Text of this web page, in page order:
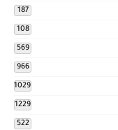
187
108
569
966
1029
1229
522